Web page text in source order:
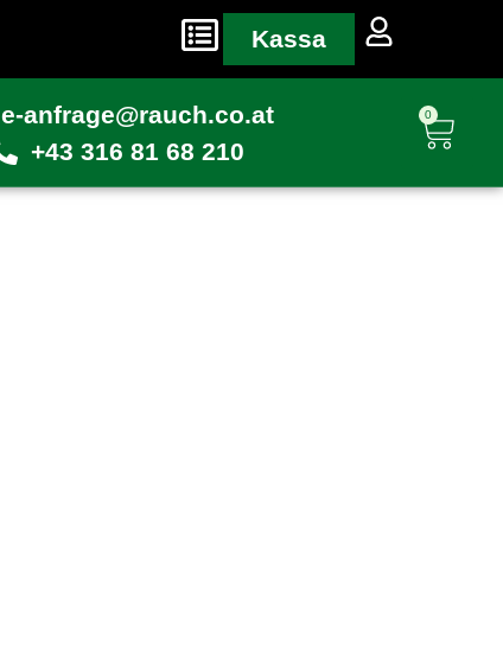
Kassa
e-anfrage@rauch.co.at
+43 316 81 68 210
0